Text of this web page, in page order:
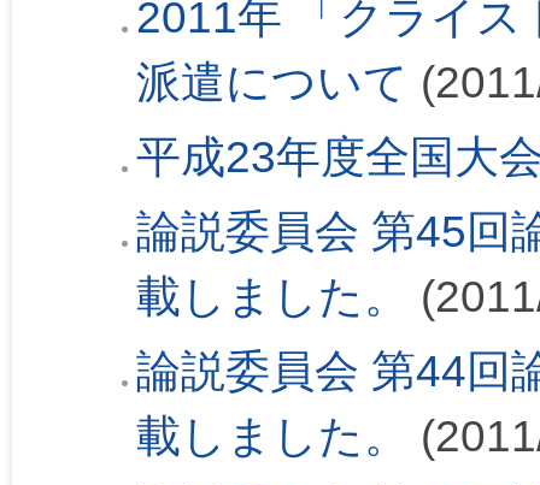
2011年 「クライス
派遣について
平成23年度全国大
論説委員会 第45回
載しました。
論説委員会 第44回
載しました。